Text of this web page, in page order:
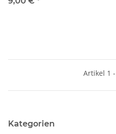
Artikel 1
Kategorien